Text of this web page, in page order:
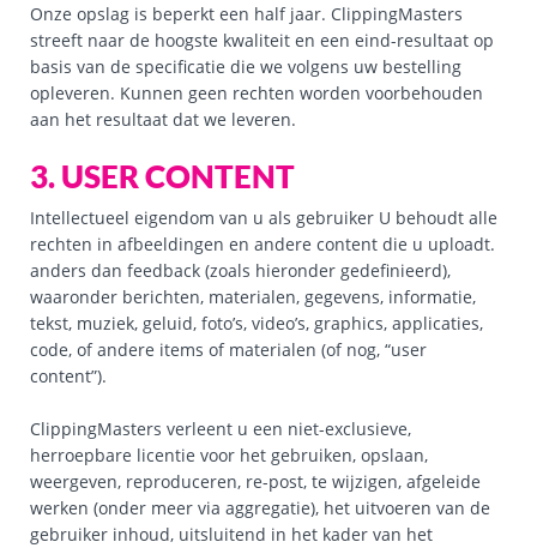
Onze opslag is beperkt een half jaar. ClippingMasters
streeft naar de hoogste kwaliteit en een eind-resultaat op
basis van de specificatie die we volgens uw bestelling
opleveren. Kunnen geen rechten worden voorbehouden
aan het resultaat dat we leveren.
3. USER CONTENT
Intellectueel eigendom van u als gebruiker U behoudt alle
rechten in afbeeldingen en andere content die u uploadt.
anders dan feedback (zoals hieronder gedefinieerd),
waaronder berichten, materialen, gegevens, informatie,
tekst, muziek, geluid, foto’s, video’s, graphics, applicaties,
code, of andere items of materialen (of nog, “user
content”).
ClippingMasters verleent u een niet-exclusieve,
herroepbare licentie voor het gebruiken, opslaan,
weergeven, reproduceren, re-post, te wijzigen, afgeleide
werken (onder meer via aggregatie), het uitvoeren van de
gebruiker inhoud, uitsluitend in het kader van het